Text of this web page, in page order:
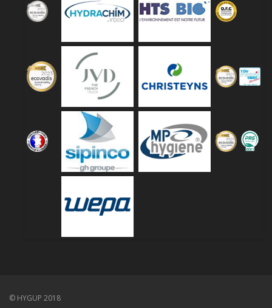
© HYGUP 2018